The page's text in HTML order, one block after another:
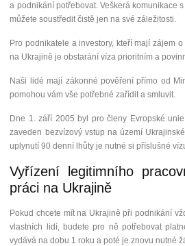
a podnikání potřebovat. Veškerá komunikace
můžete soustředit čistě jen na své záležitosti.
Pro podnikatele a investory, kteří mají zájem
na Ukrajině je obstarání víza prioritním a
Naši lidé mají zákonné pověření přímo od
pomohou vám vše potřebné zařídit a smluvit.
Dne 1. září 2005 byl pro členy Evropské
zaveden bezvízový vstup na území
uplynutí 90 denní lhůty je nutné si příslušné
Vyřízení legitimního
práci na Ukrajině
Pokud chcete mít na Ukrajině při podnikání
vlastních lidí, budete pro ně potřebovat
vydává na dobu 1 roku a poté je znovu nutné